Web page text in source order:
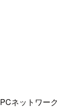
ネットワーク